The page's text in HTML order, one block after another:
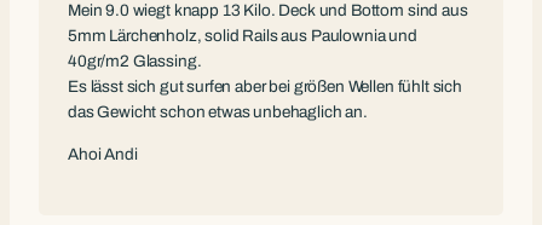
Mein 9.0 wiegt knapp 13 Kilo. Deck und Bottom sind aus
5mm Lärchenholz, solid Rails aus Paulownia und
40gr/m2 Glassing.
Es lässt sich gut surfen aber bei größen Wellen fühlt sich
das Gewicht schon etwas unbehaglich an.
Ahoi Andi